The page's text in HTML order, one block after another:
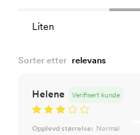
Liten
Sorter etter
Helene Verifisert kunde
Opplevd størrelse: Normal